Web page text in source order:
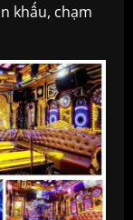
khấu, chạm